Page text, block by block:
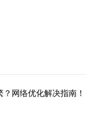
网络优化解决指南！